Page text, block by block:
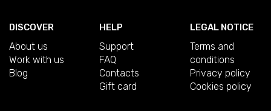
DISCOVER
About us
Work with us
Blog
HELP
Support
FAQ
Contacts
Gift card
LEGAL NOTICE
Terms and
conditions
Privacy policy
Cookies policy